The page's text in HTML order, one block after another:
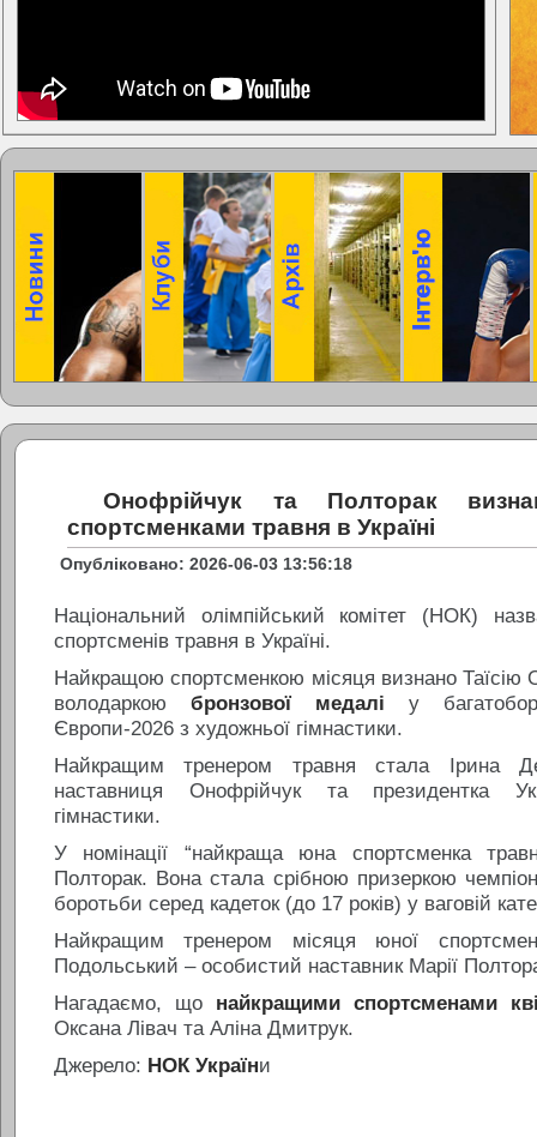
Онофрійчук та Полторак
спортсменками травня в Україні
Опубліковано: 2026-06-03 13:56:18
Національний олімпійський комітет (НОК)
спортсменів травня в Україні.
Найкращою спортсменкою місяця визнано Таїсію
володаркою бронзової медалі у
Європи-2026 з художньої гімнастики.
Найкращим тренером травня стала Ірина
наставниця Онофрійчук та президентка
гімнастики.
У номінації “найкраща юна спортсменка
Полторак. Вона стала срібною призеркою
боротьби серед кадеток (до 17 років) у ваговій
Найкращим тренером місяця юної
Подольський – особистий наставник Марії
Нагадаємо, що найкращими спортсменами
Оксана Лівач та Аліна Дмитрук.
Джерело: НОК України